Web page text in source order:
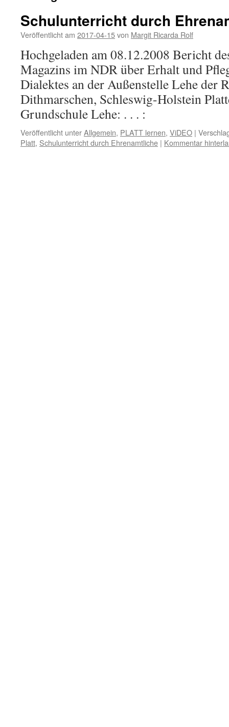
Schulunterricht durch
Veröffentlicht am 2017-04-15von Margit Ricarda Rolf
Hochgeladen am 08.12.2008 Bericht
Magazins im NDR über Erhalt und
Dialektes an der Außenstelle Lehe der
Dithmarschen, Schleswig-Holstein
Grundschule Lehe: . . . :
Veröffentlicht unterAllgemein, PLATT lernen, ViDEO |
Platt, Schulunterricht durch Ehrenamtliche | Kommentar